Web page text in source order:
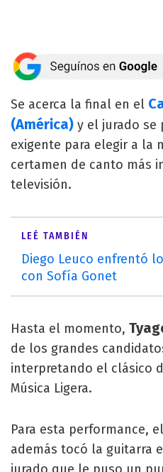
Se acerca la final en el
(América) y el jurado se
exigente para elegir a la
certamen de canto más
televisión.
LEÉ TAMBIÉN
Diego Leuco enfrentó
con Sofía Gonet
Hasta el momento,
de los grandes
interpretando el clásico
Música Ligera.
Para esta performance,
además tocó la guitarra